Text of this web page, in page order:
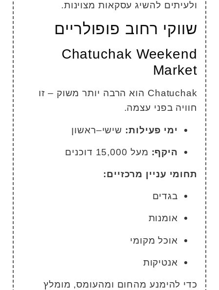
להשיג עסקאות מצוינות.
רחוב פופולריים
Chatuchak
Chatuchak הוא הרבה יותר משוק – זו
בפני עצמה.
ימי פעילות:שישי–ראשון
היקף:מעל 15,000 דוכנים
עניין מרכזיים:
בגדים
אומנות
אוכל מקומי
אנטיקות
להימנע מהחום ומהעומס, מומלץ